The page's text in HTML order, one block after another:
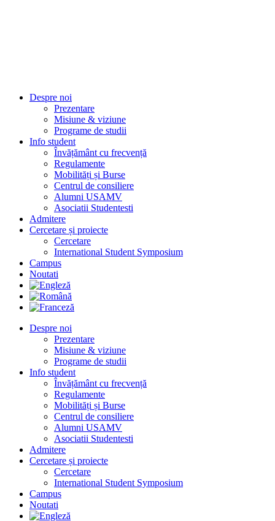
Despre noi
Prezentare
Misiune & viziune
Programe de studii
Info student
Învățământ cu frecvență
Regulamente
Mobilități și Burse
Centrul de consiliere
Alumni USAMV
Asociatii Studentesti
Admitere
Cercetare și proiecte
Cercetare
International Student Symposium
Campus
Noutati
Despre noi
Prezentare
Misiune & viziune
Programe de studii
Info student
Învățământ cu frecvență
Regulamente
Mobilități și Burse
Centrul de consiliere
Alumni USAMV
Asociatii Studentesti
Admitere
Cercetare și proiecte
Cercetare
International Student Symposium
Campus
Noutati